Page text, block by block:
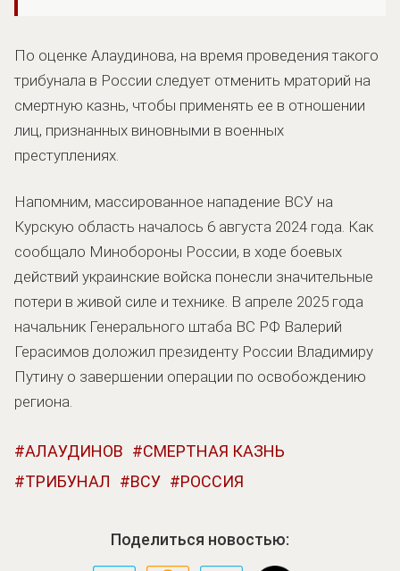
По оценке Алаудинова, на время проведения такого
трибунала в России следует отменить мраторий на
смертную казнь, чтобы применять ее в отношении
лиц, признанных виновными в военных
преступлениях.
Напомним, массированное нападение ВСУ на
Курскую область началось 6 августа 2024 года. Как
сообщало Минобороны России, в ходе боевых
действий украинские войска понесли значительные
потери в живой силе и технике. В апреле 2025 года
начальник Генерального штаба ВС РФ Валерий
Герасимов доложил президенту России Владимиру
Путину о завершении операции по освобождению
региона.
АЛАУДИНОВ
СМЕРТНАЯ КАЗНЬ
ТРИБУНАЛ
ВСУ РОССИЯ
Поделиться новостью: